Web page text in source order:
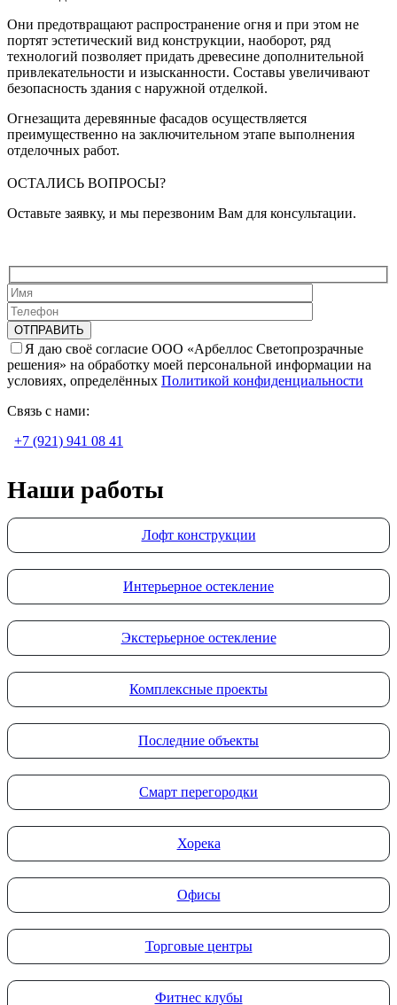
Они предотвращают распространение огня и при этом не
портят эстетический вид конструкции, наоборот, ряд
технологий позволяет придать древесине дополнительной
привлекательности и изысканности. Составы увеличивают
безопасность здания с наружной отделкой.
Огнезащита деревянные фасадов осуществляется
преимущественно на заключительном этапе выполнения
отделочных работ.
ОСТАЛИСЬ ВОПРОСЫ?
Оставьте заявку, и мы перезвоним Вам для консультации.
Я даю своё согласие ООО «Арбеллос Светопрозрачные
решения» на обработку моей персональной информации на
условиях, определённых Политикой конфиденциальности
Связь с нами:
+7 (921) 941 08 41
Наши работы
Лофт конструкции
Интерьерное остекление
Экстерьерное остекление
Комплексные проекты
Последние объекты
Смарт перегородки
Хорека
Офисы
Торговые центры
Фитнес клубы